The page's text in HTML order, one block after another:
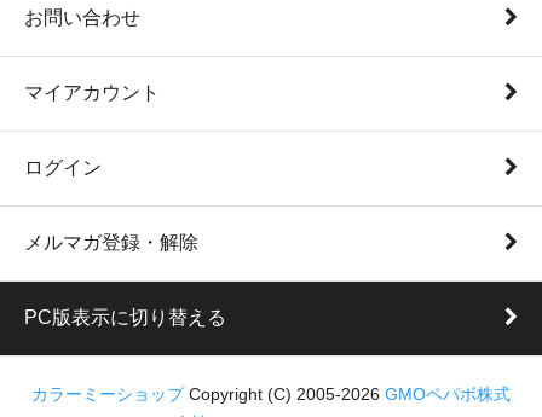
お問い合わせ
マイアカウント
ログイン
メルマガ登録・解除
PC版表示に切り替える
カラーミーショップ Copyright (C) 2005-2026 GMOペパボ株式